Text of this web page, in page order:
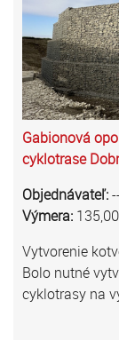
Gabionová
cyklotrase
Objednávateľ:
Výmera:
Vytvorenie
Bolo nutné
cyklotrasy na